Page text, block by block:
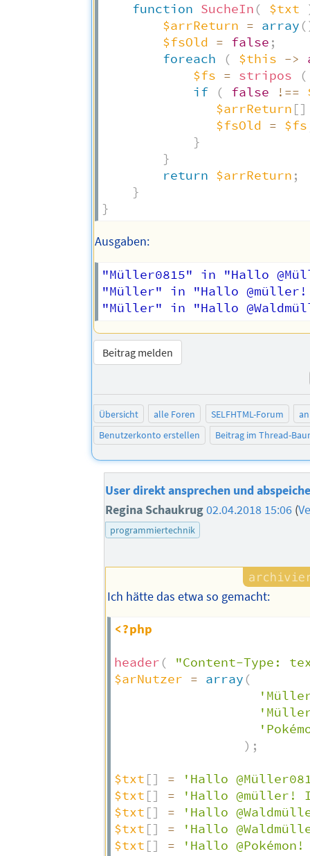
function SucheIn ( $txt
$arrReturn = array (
$fsOld = false ;
foreach
( $this ->
$fs = stripos
(
if
( false !==
$arrReturn []
$fsOld = $fs
}
}
return $arrReturn ;
}
}
Ausgaben:
"Müller0815" in "Hallo
"Müller" in "Hallo
Beitrag melden
Übersicht alle Foren SELFHTML-Forum
Benutzerkonto erstellen
Beitrag im Thread-
User direkt ansprechen und
Regina Schaukrug02.04.2018 15:06 (
programmiertechnik
Ich hätte das etwa so gemacht:
<?php
header (
"Content-Type:
$arNutzer = array (
) ;
$txt [] =
'Hallo
$txt [] =
'Hallo
$txt [] =
'Hallo
$txt [] =
'Hallo
$txt [] = 'Hallo